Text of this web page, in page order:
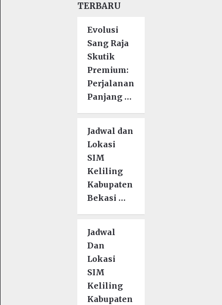
TERBARU
Evolusi
Sang Raja
Skutik
Premium:
Perjalanan
Panjang …
Jadwal dan
Lokasi
SIM
Keliling
Kabupaten
Bekasi …
Jadwal
Dan
Lokasi
SIM
Keliling
Kabupaten